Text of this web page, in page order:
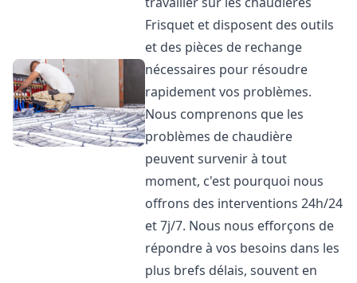
Frisquet et disposent des outils
et des pièces de rechange
nécessaires pour résoudre
rapidement vos problèmes.
Nous comprenons que les
problèmes de chaudière
peuvent survenir à tout
moment, c'est pourquoi nous
offrons des interventions 24h/24
et 7j/7. Nous nous efforçons de
répondre à vos besoins dans les
plus brefs délais, souvent en